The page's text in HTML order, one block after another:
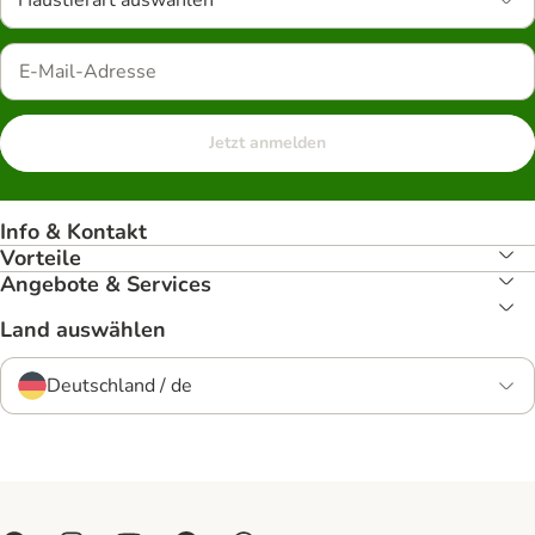
Jetzt anmelden
Info & Kontakt
Vorteile
Angebote & Services
Land auswählen
Deutschland / de